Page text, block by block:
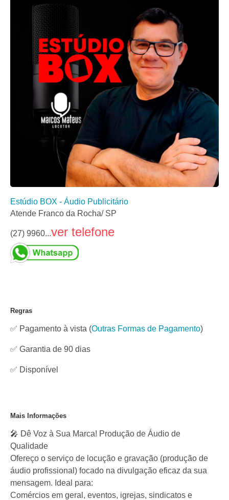
Estúdio BOX - Áudio Publicitário
Atende Franco da Rocha/ SP
(27) 9960...ver telefone
Regras
✅ Pagamento à vista (Outras Formas de Pagamento)
✅ Garantia de 90 dias
✅ Disponível
Mais Informações
🎤 Dê Voz à Sua Marca! Produção de Áudio de
Qualidade
Ofereço o serviço de locução e gravação (produção de
áudio profissional) focado na divulgação eficaz da sua
mensagem. Ideal para:
Comércios em geral, eventos, igrejas, sindicatos e